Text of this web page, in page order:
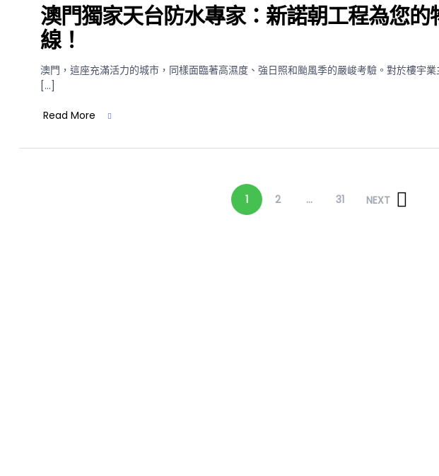
澳門獨家天台防水專家：新諾朝工程為您的
線！
澳門，這座充滿活力的城市，同樣面臨著高濕度、強日照和颱風季的嚴峻考驗。對於樓宇業
[…]
Read More
1 2 ... 31 NEXT